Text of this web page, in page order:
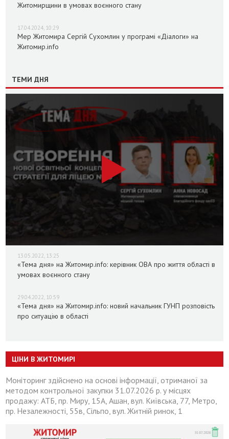
Житомирщини в умовах воєнного стану
17.04.2024, 10:29
Мер Житомира Сергій Сухомлин у програмі «Діалоги» на
Житомир.info
ТЕМИ ДНЯ
13.05.2022, 13:25
«Тема дня» на Житомир.info: керівник ОВА про життя області в
умовах воєнного стану
29.04.2022, 10:59
«Тема дня» на Житомир.info: новий начальник ГУНП розповість
про ситуацію в області
ЦІНИ В ЖИТОМИРІ
Моніторинг здійснено на основі інформації, отриманої за
методом контрольної закупки 31.07.2026 р. у місцях
продажу: АТБ, пр. Миру, 15А, Ашан, вул. Київська, 77, Метро,
пр. Незалежності, 55в, Сільпо, вул. Житній ринок, 1